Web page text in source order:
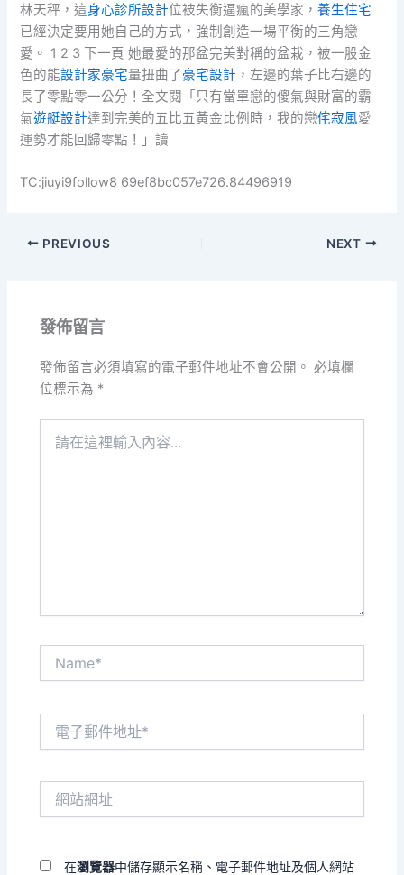
林天秤，這身心診所設計位被失衡逼瘋的美學家，養生住宅
已經決定要用她自己的方式，強制創造一場平衡的三角戀
愛。 1 2 3 下一頁 她最愛的那盆完美對稱的盆栽，被一股金
色的能設計家豪宅量扭曲了豪宅設計 ，左邊的葉子比右邊的
長了零點零一公分！全文閱「只有當單戀的傻氣與財富的霸
氣遊艇設計達到完美的五比五黃金比例時，我的戀侘寂風愛
運勢才能回歸零點！」讀
TC:jiuyi9follow8 69ef8bc057e726.84496919
PREVIOUS NEXT
發佈留言
發佈留言必須填寫的電子郵件地址不會公開。 必填欄
位標示為 *
在瀏覽器中儲存顯示名稱、電子郵件地址及個人網站